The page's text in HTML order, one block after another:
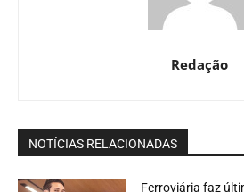
Redação
NOTÍCIAS RELACIONADAS
Ferroviária faz